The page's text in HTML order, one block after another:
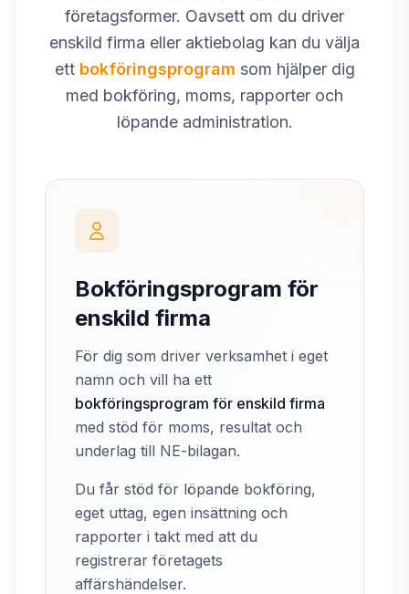
företagsformer. Oavsett om du driver
enskild firma eller aktiebolag kan du välja
ett bokföringsprogram som hjälper dig
med bokföring, moms, rapporter och
löpande administration.
Bokföringsprogram för
enskild firma
För dig som driver verksamhet i eget
namn och vill ha ett
bokföringsprogram för enskild firma
med stöd för moms, resultat och
underlag till NE-bilagan.
Du får stöd för löpande bokföring,
eget uttag, egen insättning och
rapporter i takt med att du
registrerar företagets
affärshändelser.